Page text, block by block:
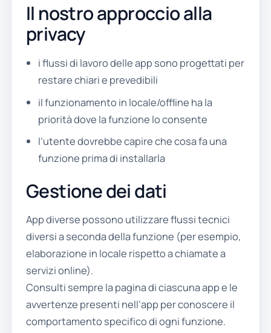
Il nostro approccio alla
privacy
i flussi di lavoro delle app sono progettati per
restare chiari e prevedibili
il funzionamento in locale/offline ha la
priorità dove la funzione lo consente
l’utente dovrebbe capire che cosa fa una
funzione prima di installarla
Gestione dei dati
App diverse possono utilizzare flussi tecnici
diversi a seconda della funzione (per esempio,
elaborazione in locale rispetto a chiamate a
servizi online).
Consulti sempre la pagina di ciascuna app e le
avvertenze presenti nell’app per conoscere il
comportamento specifico di ogni funzione.